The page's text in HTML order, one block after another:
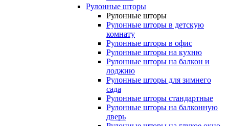
Рулонные шторы
Рулонные шторы
Рулонные шторы в детскую
комнату
Рулонные шторы в офис
Рулонные шторы на кухню
Рулонные шторы на балкон и
лоджию
Рулонные шторы для зимнего
сада
Рулонные шторы стандартные
Рулонные шторы на балконную
дверь